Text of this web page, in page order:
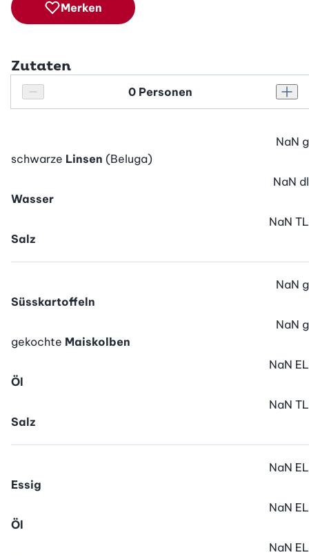
Merken
Zutaten
Personenanzahl verringern
Personenanzahl
schwarze Linsen (Beluga)
NaN g
Wasser
NaN dl
Salz
NaN TL
Süsskartoffeln
NaN g
gekochte Maiskolben
NaN g
Öl
NaN EL
Salz
NaN TL
Essig
NaN EL
Öl
NaN EL
NaN EL